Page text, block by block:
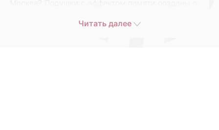
человеческого тела. Их уникальная особенность —
Читать далее